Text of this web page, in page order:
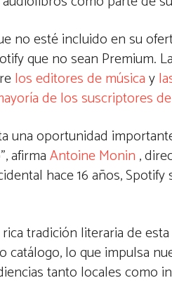
no esté incluido en su
que no sean Premium.
los editores de músicay
de los suscriptores
una oportunidad
afirmaAntoine Monin ,
hace 16 años,
tradición literaria de
catálogo, lo que impulsa
tanto locales como